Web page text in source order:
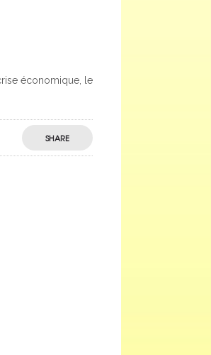
économique, le
SHARE